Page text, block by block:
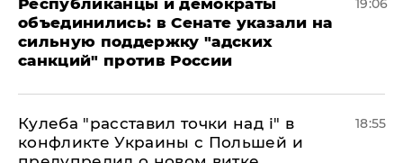
Республиканцы и демократы
объединились: в Сенате указали на
сильную поддержку "адских
санкций" против России
19:06
Кулеба "расставил точки над і" в
конфликте Украины с Польшей и
18:55